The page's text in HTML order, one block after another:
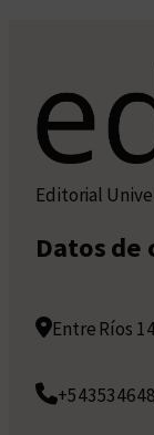
Editorial
Datos de
Entre Ríos